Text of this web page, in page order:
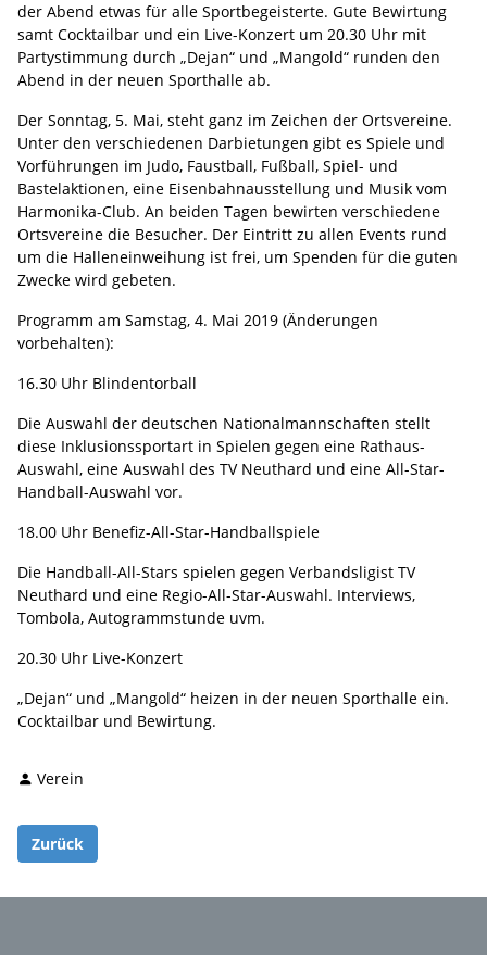
der Abend etwas für alle Sportbegeisterte. Gute Bewirtung
samt Cocktailbar und ein Live-Konzert um 20.30 Uhr mit
Partystimmung durch „Dejan“ und „Mangold“ runden den
Abend in der neuen Sporthalle ab.
Der Sonntag, 5. Mai, steht ganz im Zeichen der Ortsvereine.
Unter den verschiedenen Darbietungen gibt es Spiele und
Vorführungen im Judo, Faustball, Fußball, Spiel- und
Bastelaktionen, eine Eisenbahnausstellung und Musik vom
Harmonika-Club. An beiden Tagen bewirten verschiedene
Ortsvereine die Besucher. Der Eintritt zu allen Events rund
um die Halleneinweihung ist frei, um Spenden für die guten
Zwecke wird gebeten.
Programm am Samstag, 4. Mai 2019 (Änderungen
vorbehalten):
16.30 Uhr Blindentorball
Die Auswahl der deutschen Nationalmannschaften stellt
diese Inklusionssportart in Spielen gegen eine Rathaus-
Auswahl, eine Auswahl des TV Neuthard und eine All-Star-
Handball-Auswahl vor.
18.00 Uhr Benefiz-All-Star-Handballspiele
Die Handball-All-Stars spielen gegen Verbandsligist TV
Neuthard und eine Regio-All-Star-Auswahl. Interviews,
Tombola, Autogrammstunde uvm.
20.30 Uhr Live-Konzert
„Dejan“ und „Mangold“ heizen in der neuen Sporthalle ein.
Cocktailbar und Bewirtung.
Verein
Zurück